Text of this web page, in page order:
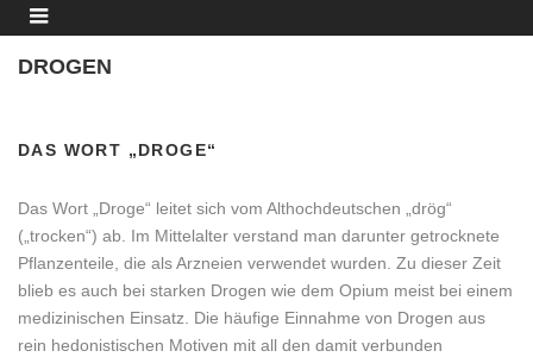
DROGEN
DAS WORT „DROGE“
Das Wort „Droge“ leitet sich vom Althochdeutschen „drög“
(„trocken“) ab. Im Mittelalter verstand man darunter getrocknete
Pflanzenteile, die als Arzneien verwendet wurden. Zu dieser Zeit
blieb es auch bei starken Drogen wie dem Opium meist bei einem
medizinischen Einsatz. Die häufige Einnahme von Drogen aus
rein hedonistischen Motiven mit all den damit verbunden